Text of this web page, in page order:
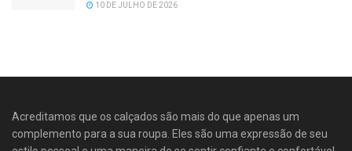
10 DE JULHO DE 2026
Acreditamos que os calçados são mais do que apenas um
complemento para a sua roupa. Eles são uma expressão de seu